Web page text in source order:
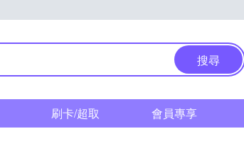
搜尋
刷卡/超取 會員專享